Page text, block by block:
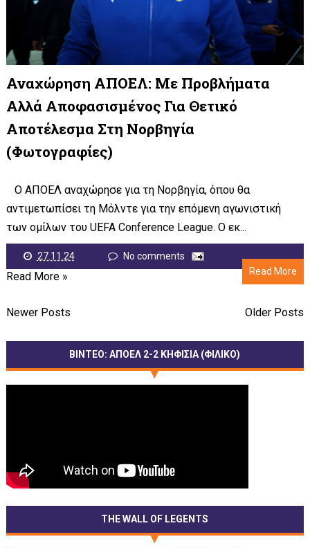
Αναχώρηση ΑΠΟΕΛ: Με Προβλήματα
Αλλά Αποφασισμένος Για Θετικό
Αποτέλεσμα Στη Νορβηγία
(φωτογραφίες)
Ο ΑΠΟΕΛ αναχώρησε για τη Νορβηγία, όπου θα
αντιμετωπίσει τη Μόλντε για την επόμενη αγωνιστική
των ομίλων του UEFA Conference League. Ο εκ...
27.11.24
No comments
Read More
Read More »
Newer Posts Older Posts
ΒΙΝΤΕΟ: ΑΠΟΕΛ 2-2 ΚΗΦΙΣΙΑ (ΦΙΛΙΚΟ)
THE WALL OF LEGENTS